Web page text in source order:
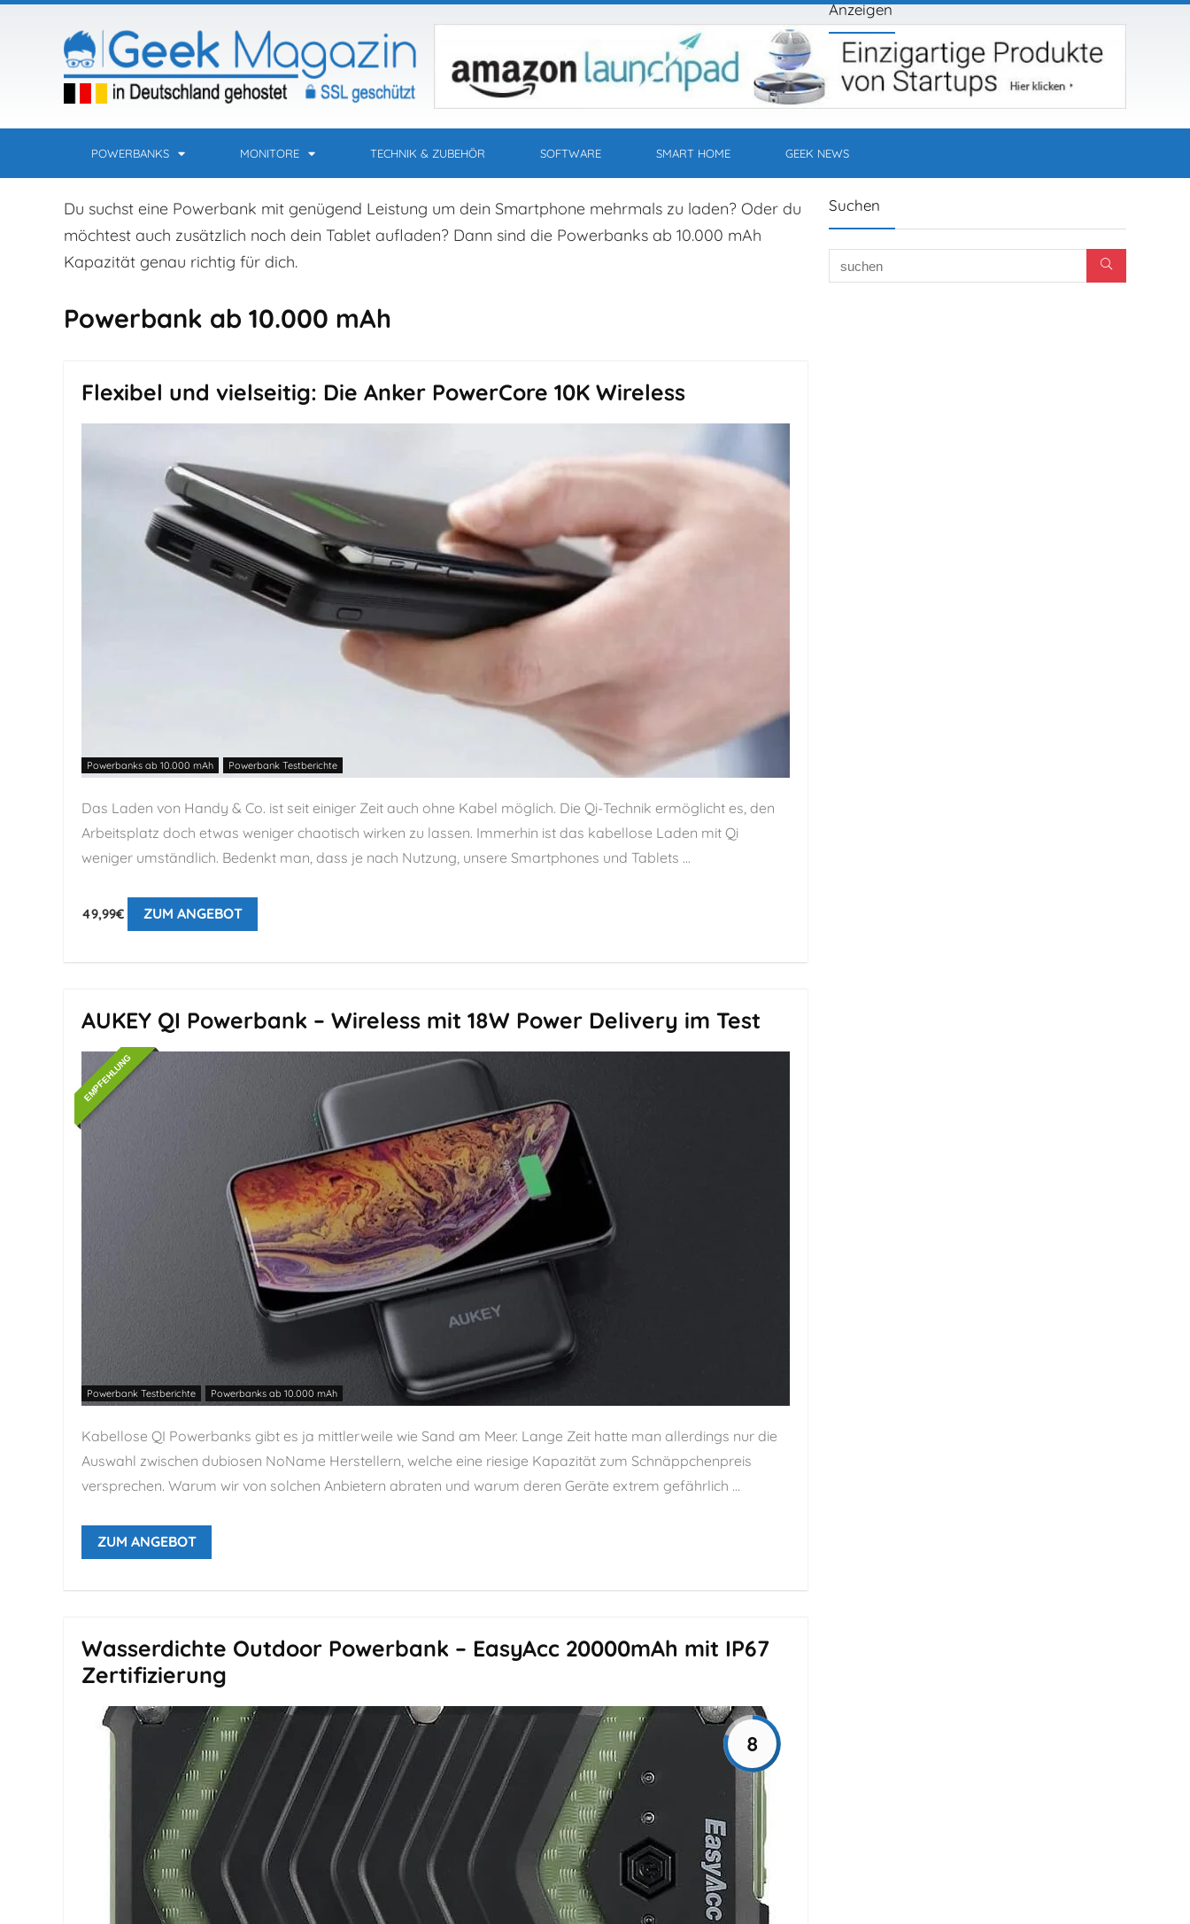
POWERBANKS MONITORE TECHNIK & ZUBEHÖR SOFTWARE SMART HOME GEEK NEWS
Du suchst eine Powerbank mit genügend Leistung um dein Smartphone mehrmals zu laden? Oder du
möchtest auch zusätzlich noch dein Tablet aufladen? Dann sind die Powerbanks ab 10.000 mAh
Kapazität genau richtig für dich.
Powerbank ab 10.000 mAh
Flexibel und vielseitig: Die Anker PowerCore 10K Wireless
Powerbanks ab 10.000 mAh Powerbank Testberichte
Das Laden von Handy & Co. ist seit einiger Zeit auch ohne Kabel möglich. Die Qi-Technik ermöglicht es, den
Arbeitsplatz doch etwas weniger chaotisch wirken zu lassen. Immerhin ist das kabellose Laden mit Qi
weniger umständlich. Bedenkt man, dass je nach Nutzung, unsere Smartphones und Tablets ...
49,99€ ZUM ANGEBOT
AUKEY QI Powerbank – Wireless mit 18W Power Delivery im Test
EMPFEHLUNG
Powerbank Testberichte Powerbanks ab 10.000 mAh
Kabellose QI Powerbanks gibt es ja mittlerweile wie Sand am Meer. Lange Zeit hatte man allerdings nur die
Auswahl zwischen dubiosen NoName Herstellern, welche eine riesige Kapazität zum Schnäppchenpreis
versprechen. Warum wir von solchen Anbietern abraten und warum deren Geräte extrem gefährlich ...
ZUM ANGEBOT
Wasserdichte Outdoor Powerbank – EasyAcc 20000mAh mit IP67
Zertifizierung
8
Suchen
Anzeigen